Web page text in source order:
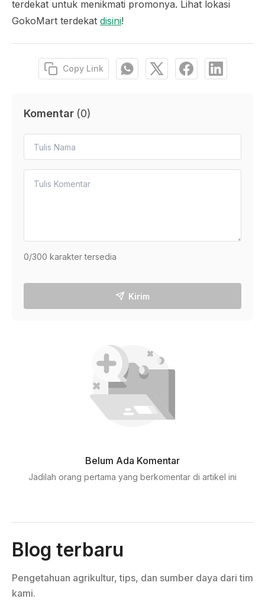
terdekat untuk menikmati promonya. Lihat lokasi
GokoMart terdekat disini!
Copy Link
Komentar (0)
0/300 karakter tersedia
Kirim
Belum Ada Komentar
Jadilah orang pertama yang berkomentar di artikel ini
Blog terbaru
Pengetahuan agrikultur, tips, dan sumber daya dari tim
kami.